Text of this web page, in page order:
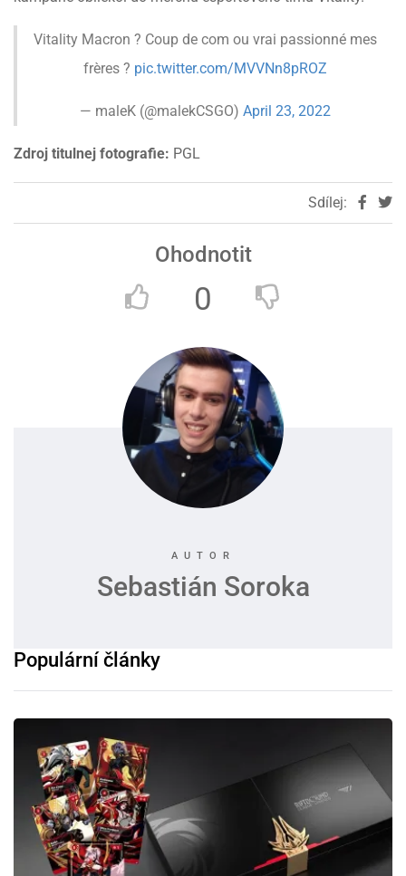
Vitality Macron ? Coup de com ou vrai passionné mes
frères ? pic.twitter.com/MVVNn8pROZ
— maleK (@malekCSGO) April 23, 2022
Zdroj titulnej fotografie: PGL
Sdílej:
Ohodnotit
0
Sebastián Soroka
Populární články